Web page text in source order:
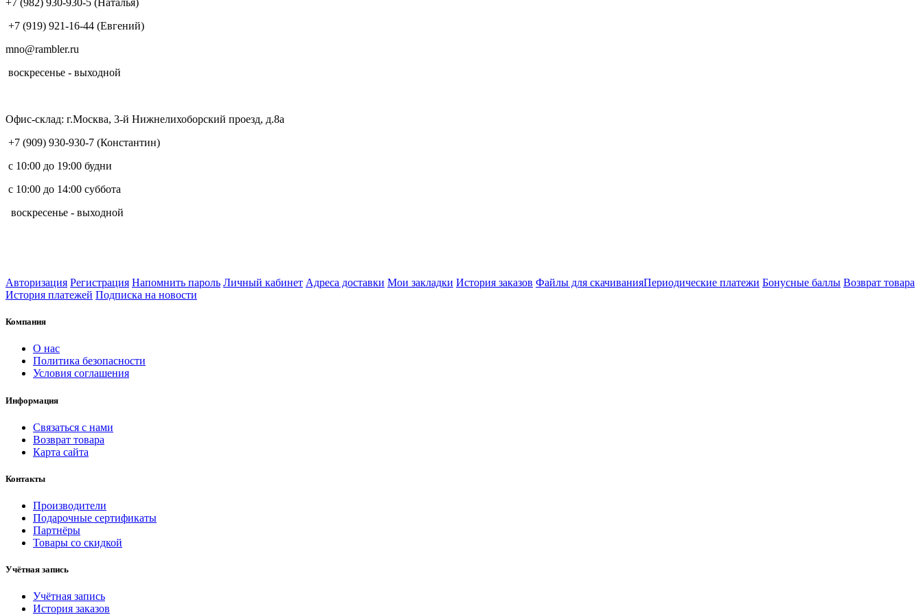
+7 (982) 930-930-5 (Наталья)
+7 (919) 921-16-44 (Евгений)
mno@rambler.ru
воскресенье - выходной
Офис-склад: г.Москва, 3-й Нижнелихоборский проезд, д.8а
+7 (909) 930-930-7 (Константин)
с 10:00 до 19:00 будни
с 10:00 до 14:00 суббота
воскресенье - выходной
Авторизация Регистрация Напомнить пароль Личный кабинет Адреса доставки Мои закладки История заказов Файлы для скачиванияПериодические платежи Бонусные баллы Возврат товара
История платежей Подписка на новости
Компания
О нас
Политика безопасности
Условия соглашения
Информация
Связаться с нами
Возврат товара
Карта сайта
Контакты
Производители
Подарочные сертификаты
Партнёры
Товары со скидкой
Учётная запись
Учётная запись
История заказов